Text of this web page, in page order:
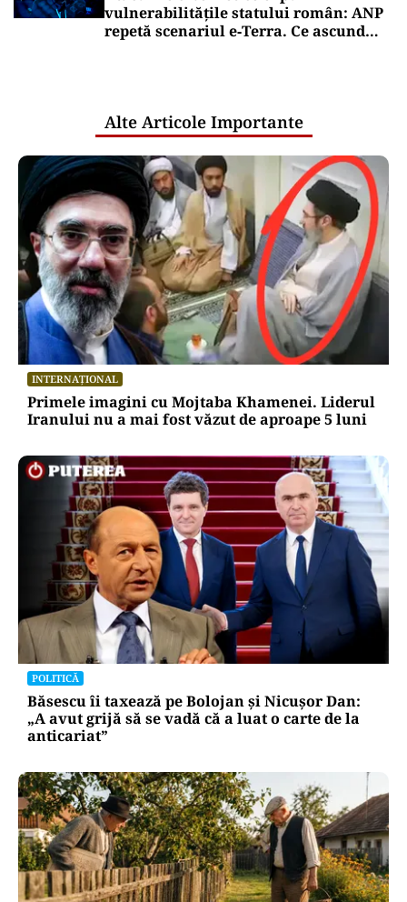
vulnerabilitățile statului român: ANP
repetă scenariul e‑Terra. Ce ascund
Alte Articole Importante
INTERNAȚIONAL
Primele imagini cu Mojtaba Khamenei. Liderul
Iranului nu a mai fost văzut de aproape 5 luni
POLITICĂ
Băsescu îi taxează pe Bolojan și Nicușor Dan:
„A avut grijă să se vadă că a luat o carte de la
anticariat”